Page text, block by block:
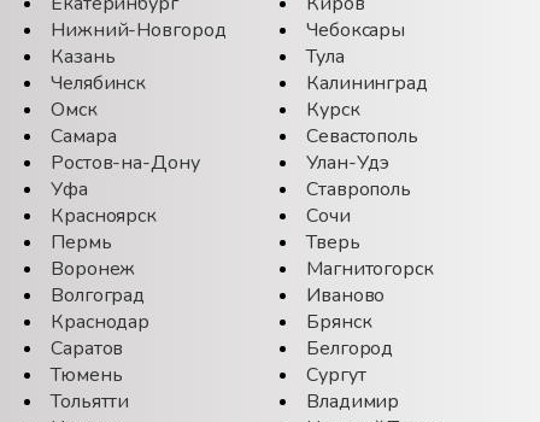
Нижний-Новгород
Казань
Челябинск
Омск
Самара
Ростов-на-Дону
Уфа
Красноярск
Пермь
Воронеж
Волгоград
Краснодар
Саратов
Тюмень
Тольятти
Чебоксары
Тула
Калининград
Курск
Севастополь
Улан-Удэ
Ставрополь
Сочи
Тверь
Магнитогорск
Иваново
Брянск
Белгород
Сургут
Владимир